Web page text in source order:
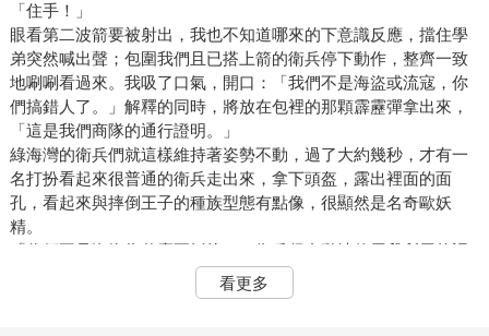
「住手！」
眼看第二波箭要被射出，我也不知道哪來的下意識反應，擋住學
弟突然喊出聲；包圍我們且已搭上箭的衛兵停下動作，整齊一致
地唰唰看過來。我吸了口氣，開口：「我們不是海盜或流寇，你
們搞錯人了。」解釋的同時，將放在包裡的那顆霹靂彈拿出來，
「這是我們商隊的通行證明。」
綠海灣的衛兵們就這樣維持著姿勢不動，過了大約幾秒，才有一
名打扮看起來很普通的衛兵走出來，拿下頭盔，露出裡面的面
孔，看起來與摔倒王子的種族型態有點像，很顯然是名奇歐妖
精。
「你們不是海盜為什麼要抵抗？」衛兵很自動地使用我所用的語
言，這點莫名貼心。「抵抗的通常不是什麼好東西。」
「你們突然就打過來！正常都會抵抗好嗎！」雖然我很擔心好補
看更多